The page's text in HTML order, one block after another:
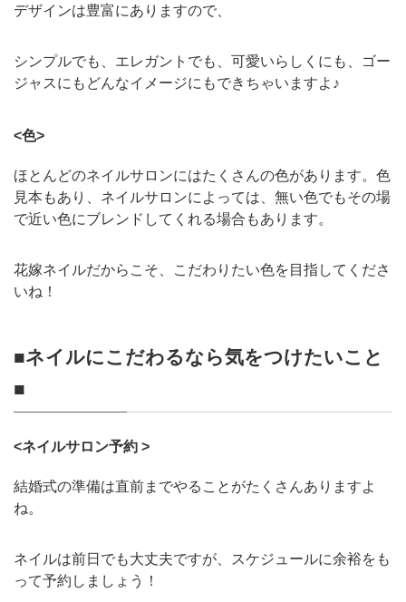
デザインは豊富にありますので、
シンプルでも、エレガントでも、可愛いらしくにも、ゴー
ジャスにもどんなイメージにもできちゃいますよ♪
<色>
ほとんどのネイルサロンにはたくさんの色があります。色
見本もあり、ネイルサロンによっては、無い色でもその場
で近い色にブレンドしてくれる場合もあります。
花嫁ネイルだからこそ、こだわりたい色を目指してくださ
いね！
■ネイルにこだわるなら気をつけたいこと
■
<ネイルサロン予約 >
結婚式の準備は直前までやることがたくさんありますよ
ね。
ネイルは前日でも大丈夫ですが、スケジュールに余裕をも
って予約しましょう！